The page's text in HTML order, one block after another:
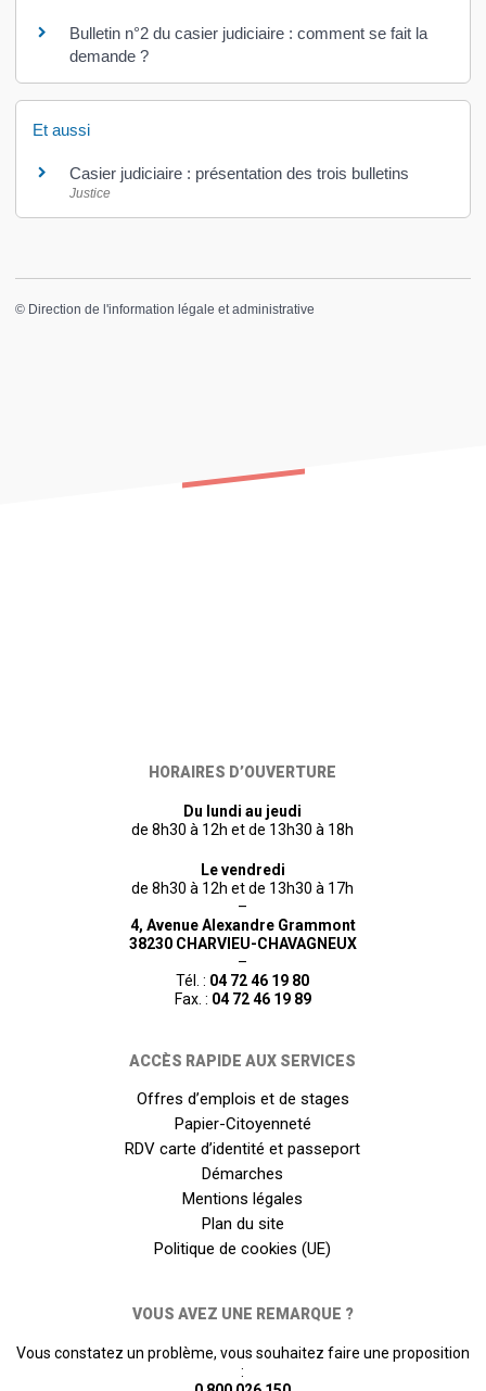
Bulletin n°2 du casier judiciaire : comment se fait la
demande ?
Et aussi
Casier judiciaire : présentation des trois bulletins
Justice
© Direction de l'information légale et administrative
HORAIRES D’OUVERTURE
Du lundi au jeudi
de 8h30 à 12h et de 13h30 à 18h
Le vendredi
de 8h30 à 12h et de 13h30 à 17h
–
4, Avenue Alexandre Grammont
38230 CHARVIEU-CHAVAGNEUX
–
Tél. : 04 72 46 19 80
Fax. : 04 72 46 19 89
ACCÈS RAPIDE AUX SERVICES
Offres d’emplois et de stages
Papier-Citoyenneté
RDV carte d’identité et passeport
Démarches
Mentions légales
Plan du site
Politique de cookies (UE)
VOUS AVEZ UNE REMARQUE ?
Vous constatez un problème, vous souhaitez faire une proposition
: